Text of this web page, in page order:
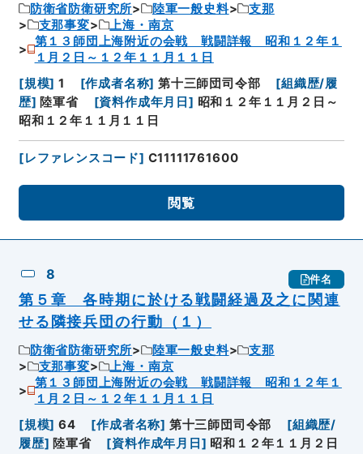
防衛省防衛研究所 陸軍一般史料
支那
支那事変
上海・南京
第１３師団上海附近の会戦 戦闘詳報 昭和１２年１
１月２日～１２年１１月１１日
[規模] 1 [作成者名称] 第十三師団司令部 [組織歴/履
歴] 陸軍省 [資料作成年月日] 昭和１２年１１月２日～
昭和１２年１１月１１日
[レファレンスコード] C11111761600
閲覧
8 件名
第５章 各時期に於ける戦闘経過及之に関連
せる隣接兵団の行動（１）
防衛省防衛研究所 陸軍一般史料
支那
支那事変
上海・南京
第１３師団上海附近の会戦 戦闘詳報 昭和１２年１
１月２日～１２年１１月１１日
[規模] 64 [作成者名称] 第十三師団司令部 [組織歴/
履歴] 陸軍省 [資料作成年月日 ] 昭和１２年１１月２日